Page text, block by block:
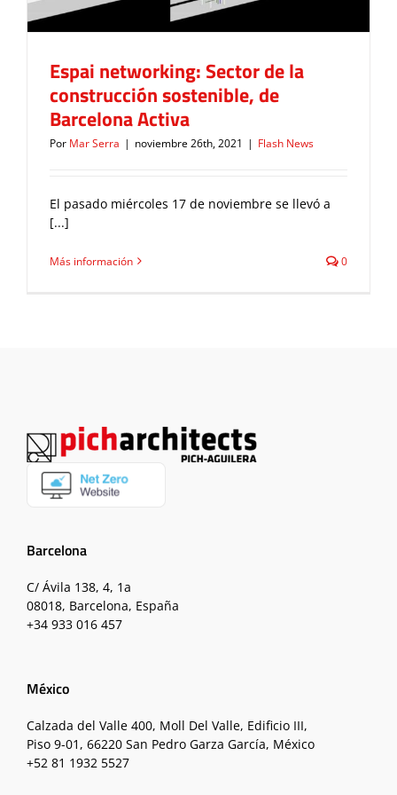
Espai networking: Sector de la
construcción sostenible, de
Barcelona Activa
Por Mar Serra | noviembre 26th, 2021 | Flash News
El pasado miércoles 17 de noviembre se llevó a
[...]
Más información 0
Barcelona
C/ Ávila 138, 4, 1a
08018, Barcelona, España
+34 933 016 457
México
Calzada del Valle 400, Moll Del Valle, Edificio III,
Piso 9-01, 66220 San Pedro Garza García, México
+52 81 1932 5527